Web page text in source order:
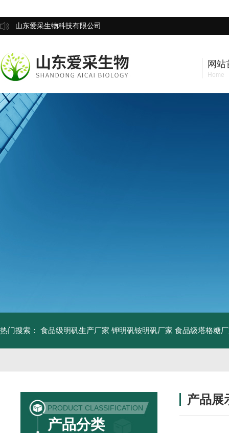
山东爱采生物科技有限公司
网站
Home
热门搜索： 食品级明矾生产厂家 钾明矾铵明矾厂家 食品级塔格糖
PRODUCT CLASSIFICATION
产品分类
产品展